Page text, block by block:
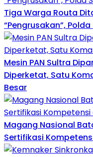
Tiga Warga Routa
“Pengrusakan”,
Mesin PAN Sultra
Diperketat, Satu
Besar
Magang Nasional
Sertifikasi